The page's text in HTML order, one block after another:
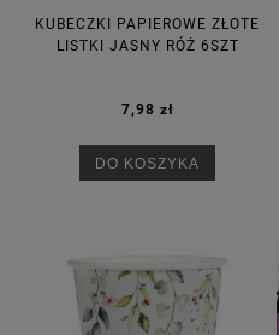
KUBECZKI PAPIEROWE ZŁOTE
LISTKI JASNY RÓŻ 6SZT
7,98 zł
DO KOSZYKA